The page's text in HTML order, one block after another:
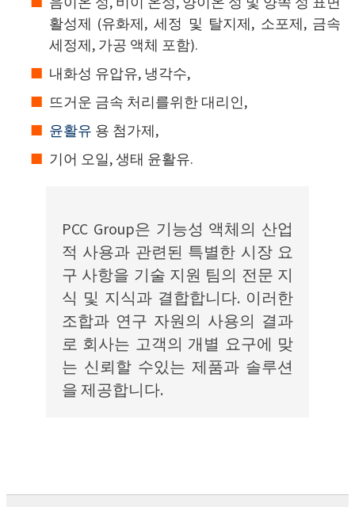
활성제 (유화제, 세정 및 탈지제, 소포제, 금속
세정제, 가공 액체 포함).
내화성 유압유, 냉각수,
뜨거운 금속 처리를위한 대리인,
윤활유 용 첨가제,
기어 오일, 생태 윤활유.
PCC Group은 기능성 액체의 산업
적 사용과 관련된 특별한 시장 요
구 사항을 기술 지원 팀의 전문 지
식 및 지식과 결합합니다. 이러한
조합과 연구 자원의 사용의 결과
로 회사는 고객의 개별 요구에 맞
는 신뢰할 수있는 제품과 솔루션
을 제공합니다.